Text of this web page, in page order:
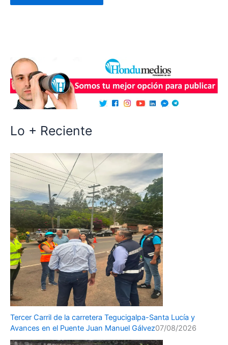
Lo + Reciente
Tercer Carril de la carretera Tegucigalpa-Santa Lucía y
Avances en el Puente Juan Manuel Gálvez07/08/2026